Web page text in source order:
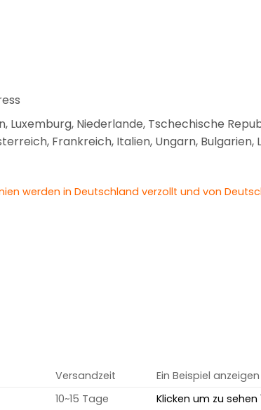
Luxemburg, Niederlande, Tschechische
Frankreich, Italien, Ungarn, Bulgarien,
werden in Deutschland verzollt und von
Versandzeit
Ein Beispiel anzeigen
10~15 Tage Klicken um zu sehen